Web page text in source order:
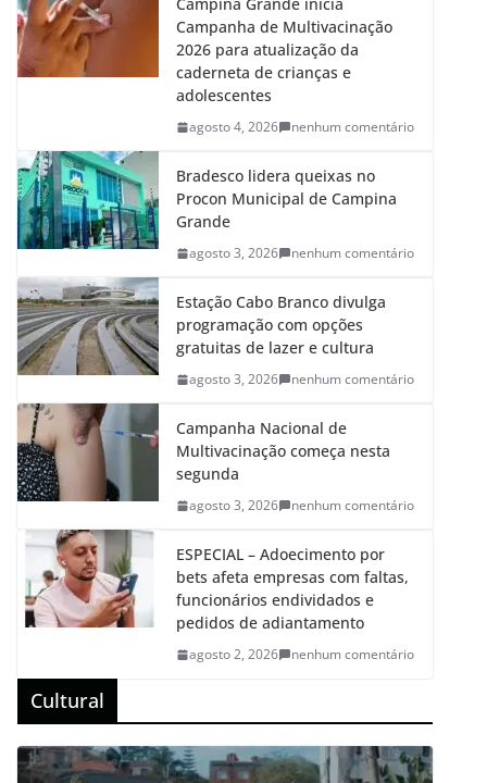
Campina Grande inicia
Campanha de Multivacinação
2026 para atualização da
caderneta de crianças e
adolescentes
agosto 4, 2026 nenhum comentário
Bradesco lidera queixas no
Procon Municipal de Campina
Grande
agosto 3, 2026 nenhum comentário
Estação Cabo Branco divulga
programação com opções
gratuitas de lazer e cultura
agosto 3, 2026 nenhum comentário
Campanha Nacional de
Multivacinação começa nesta
segunda
agosto 3, 2026 nenhum comentário
ESPECIAL – Adoecimento por
bets afeta empresas com faltas,
funcionários endividados e
pedidos de adiantamento
agosto 2, 2026 nenhum comentário
Cultural